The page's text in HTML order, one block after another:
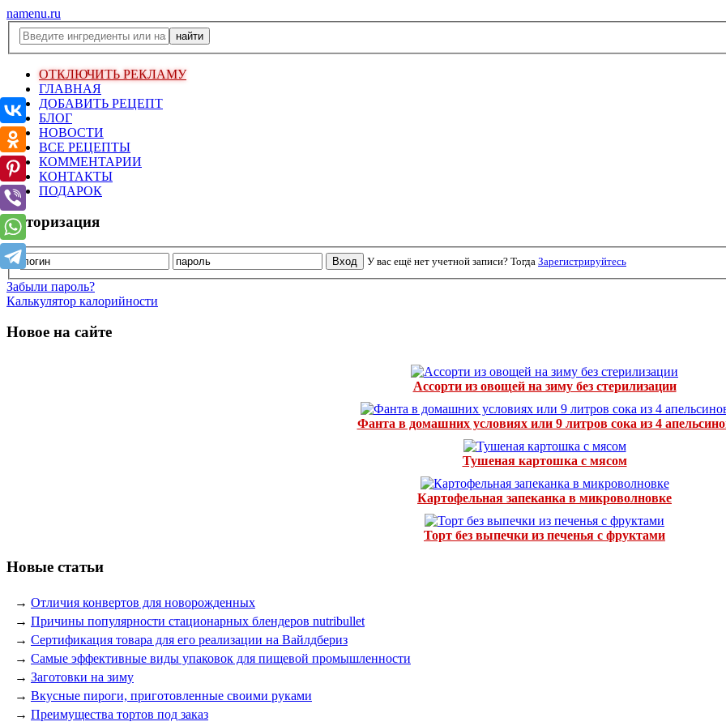
namenu.ru
ОТКЛЮЧИТЬ РЕКЛАМУ
ГЛАВНАЯ
ДОБАВИТЬ РЕЦЕПТ
БЛОГ
НОВОСТИ
ВСЕ РЕЦЕПТЫ
КОММЕНТАРИИ
КОНТАКТЫ
ПОДАРОК
Авторизация
У вас ещё нет учетной записи? Тогда Зарегистрируйтесь
Забыли пароль?
Калькулятор калорийности
Новое на сайте
Ассорти из овощей на зиму без стерилизации
Фанта в домашних условиях или 9 литров сока из 4
Тушеная картошка с мясом
Картофельная запеканка в микроволновке
Торт без выпечки из печенья с фруктами
Новые статьи
→ Отличия конвертов для новорожденных
→ Причины популярности стационарных блендеров nutribullet
→ Сертификация товара для его реализации на Вайлдбериз
→ Самые эффективные виды упаковок для пищевой промышленности
→ Заготовки на зиму
→ Вкусные пироги, приготовленные своими руками
→ Преимущества тортов под заказ